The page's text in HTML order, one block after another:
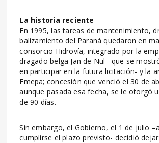
La historia reciente
En 1995, las tareas de mantenimiento,
balizamiento del Paraná quedaron en
consorcio Hidrovía, integrado por la
dragado belga Jan de Nul –que se
en participar en la futura licitación- y la
Emepa; concesión que venció el 30 de
aunque pasada esa fecha, se le otorgó
de 90 días.
Sin embargo, el Gobierno, el 1 de julio
cumplirse el plazo previsto- decidió